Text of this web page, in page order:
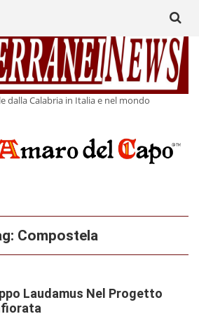
dalla Calabria in Italia e nel mondo
for:
Compostela
Laudamus Nel Progetto